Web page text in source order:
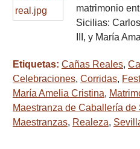
matrimonio
Sicilias:
III, y María
Etiquetas: Cañas Reales,
Celebraciones, Corridas,
María Amelia Cristina,
Maestranza de Caballería de
Maestranzas, Realeza,